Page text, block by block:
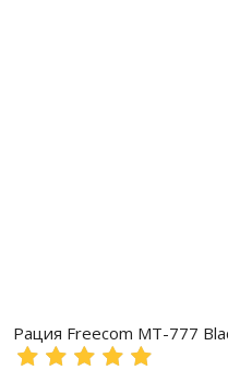
Рация Freecom MT-777